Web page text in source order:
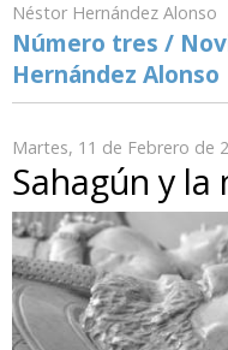
Néstor Hernández Alonso
Número tres /
Hernández Alonso
Martes, 11 de Febrero de
Sahagún y